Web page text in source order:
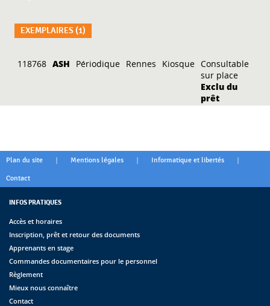
EXEMPLAIRES (1)
Liste des exemplaires
118768 ASH Périodique Rennes Kiosque Consultable
sur place
Exclu du
prêt
Plan du site | Mentions légales | Informatique et libertés |
Contact
INFOS PRATIQUES
Accès et horaires
Inscription, prêt et retour des documents
Apprenants en stage
Commandes documentaires pour le personnel
Règlement
Mieux nous connaître
Contact